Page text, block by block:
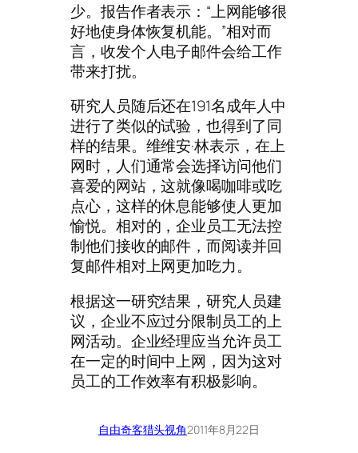
少。报告作者表示：“上网能够很
好地使身体恢复机能。”相对而
言，收发个人电子邮件会给工作
带来打扰。
研究人员随后还在191名成年人中
进行了类似的试验，也得到了同
样的结果。维维安·林表示，在上
网时，人们通常会选择访问他们
喜爱的网站，这就像喝咖啡或吃
点心，这样的休息能够使人更加
愉悦。相对的，企业员工无法控
制他们接收的邮件，而阅读并回
复邮件相对上网更加吃力。
根据这一研究结果，研究人员建
议，企业不应过分限制员工的上
网活动。企业经理应当允许员工
在一定的时间中上网，因为这对
员工的工作效率有积极影响。
自由奇客猎头视角2011年8月22日